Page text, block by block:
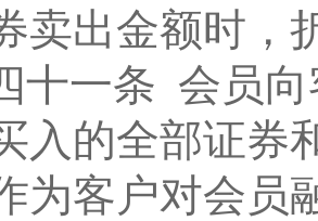
卖出金额时，
十一条 会员
入的全部证券
为客户对会员